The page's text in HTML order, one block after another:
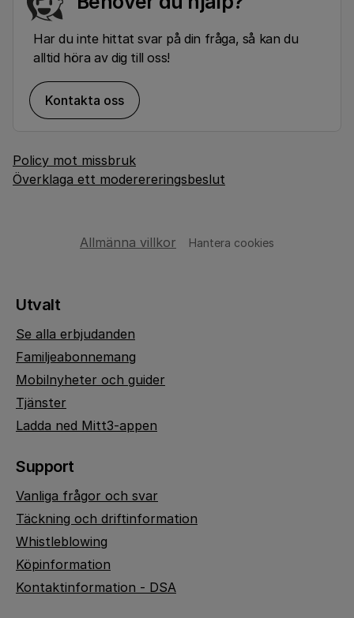
Har du inte hittat svar på din fråga, så kan du
alltid höra av dig till oss!
Kontakta oss
Policy mot missbruk
Överklaga ett moderereringsbeslut
Allmänna villkor Hantera cookies
Utvalt
Se alla erbjudanden
Familjeabonnemang
Mobilnyheter och guider
Tjänster
Ladda ned Mitt3-appen
Support
Vanliga frågor och svar
Täckning och driftinformation
Whistleblowing
Köpinformation
Kontaktinformation - DSA